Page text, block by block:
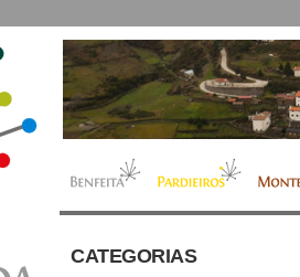
CATEGORIAS